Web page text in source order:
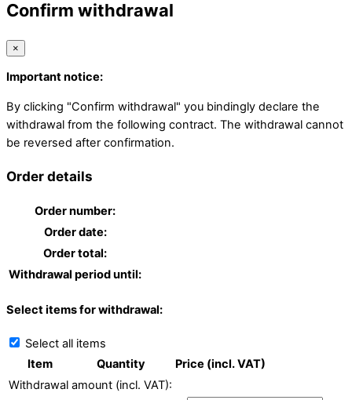
Confirm withdrawal
×
Important notice:
By clicking "Confirm withdrawal" you bindingly declare the
withdrawal from the following contract. The withdrawal cannot
be reversed after confirmation.
Order details
Order number:
Order date:
Order total:
Withdrawal period until:
Select items for withdrawal:
Select all items
Item
Quantity
Price (incl. VAT)
Withdrawal amount (incl. VAT):